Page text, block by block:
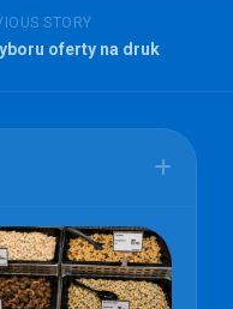
STORY
oferty na druk